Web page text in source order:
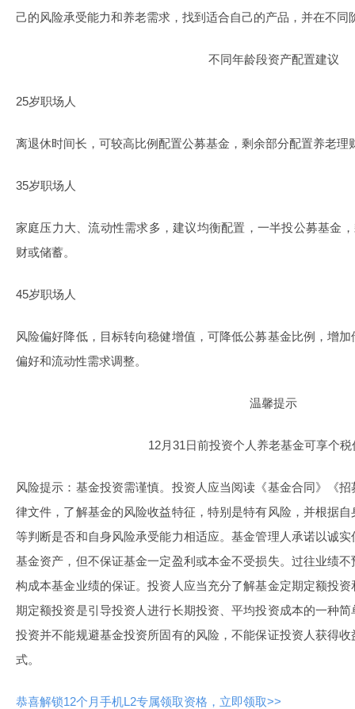
己的风险承受能力和养老需求，找到适合自己的产品，并在不同
不同年龄段资产配置建议
25岁职场人
离退休时间长，可较高比例配置公募基金，剩余部分配置养老理
35岁职场人
家庭压力大、流动性需求多，建议均衡配置，一半投公募基金
财或储蓄。
45岁职场人
风险偏好降低，目标转向稳健增值，可降低公募基金比例，增
偏好和流动性需求调整。
温馨提示
12月31日前投资个人养老基金可享个税
风险提示：基金投资需谨慎。投资人应当阅读《基金合同》《
律文件，了解基金的风险收益特征，特别是特有风险，并根据
等判断是否和自身风险承受能力相适应。基金管理人承诺以诚
基金资产，但不保证基金一定盈利或本金不受损失。过往业绩
构成本基金业绩的保证。投资人应当充分了解基金定期定额投
期定额投资是引导投资人进行长期投资、平均投资成本的一种
投资并不能规避基金投资所固有的风险，不能保证投资人获得
式。
恭喜解锁12个月手机L2专属领取资格，立即领取>>